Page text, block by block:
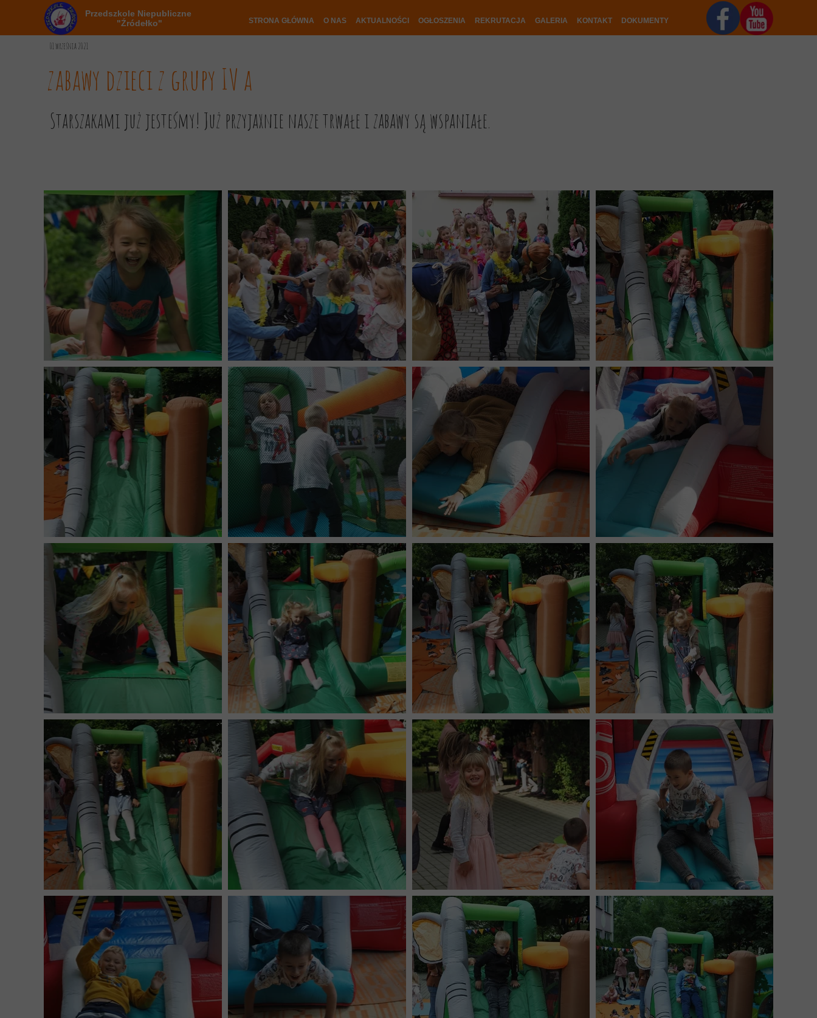
STRONA GŁÓWNA O NAS AKTUALNOŚCI OGŁOSZENIA REKRUTACJA GALERIA KONTAKT DOKUMENTY
Przedszkole Niepubliczne
"Źródełko"
01 września 2021
zabawy dzieci z grupy IV a
Starszakami już jesteśmy! Już przyjaxnie nasze trwałe i zabawy są wspaniałe.